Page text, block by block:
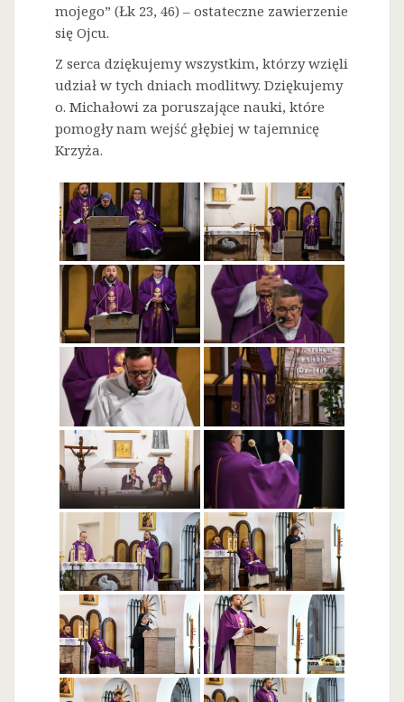
mojego” (Łk 23, 46) – ostateczne zawierzenie
się Ojcu.
Z serca dziękujemy wszystkim, którzy wzięli
udział w tych dniach modlitwy. Dziękujemy
o. Michałowi za poruszające nauki, które
pomogły nam wejść głębiej w tajemnicę
Krzyża.